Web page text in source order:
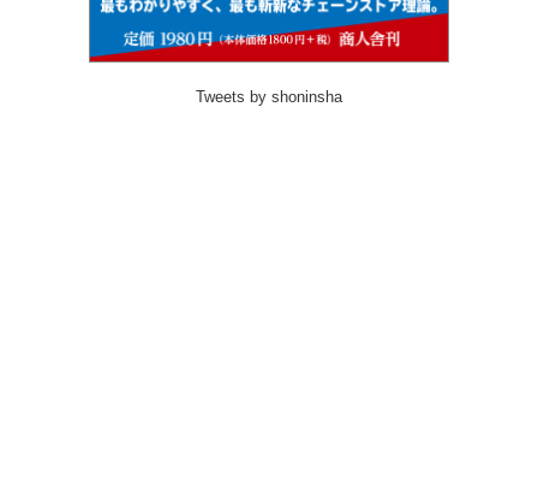
Tweets by shoninsha